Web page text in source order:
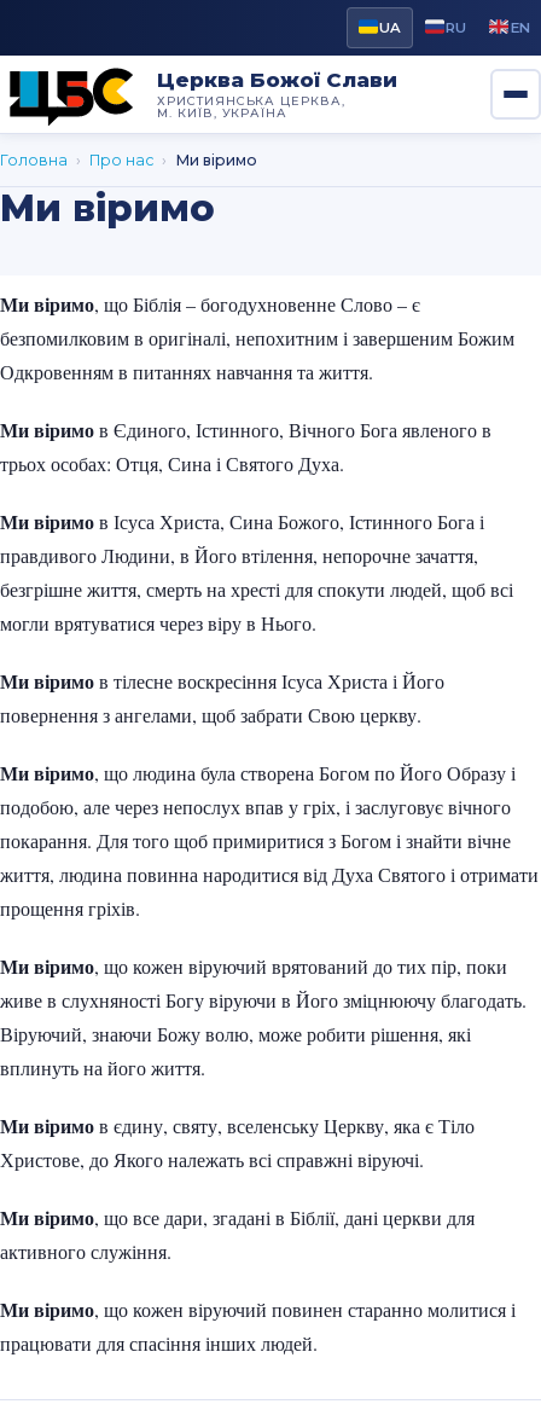
UA RU EN
Церква Божої Слави
ХРИСТИЯНСЬКА ЦЕРКВА,
М. КИЇВ, УКРАЇНА
Головна › Про нас › Ми віримо
Ми віримо
Ми віримо, що Біблія – ​​богодухновенне Слово – є
безпомилковим в оригіналі, непохитним і завершеним Божим
Одкровенням в питаннях навчання та життя.
Ми віримов Єдиного, Істинного, Вічного Бога явленого в
трьох особах: Отця, Сина і Святого Духа.
Ми віримов Ісуса Христа, Сина Божого, Істинного Бога і
правдивого Людини, в Його втілення, непорочне зачаття,
безгрішне життя, смерть на хресті для спокути людей, щоб всі
могли врятуватися через віру в Нього.
Ми віримов тілесне воскресіння Ісуса Христа і Його
повернення з ангелами, щоб забрати Свою церкву.
Ми віримо, що людина була створена Богом по Його Образу і
подобою, але через непослух впав у гріх, і заслуговує вічного
покарання. Для того щоб примиритися з Богом і знайти вічне
життя, людина повинна народитися від Духа Святого і отримати
прощення гріхів.
Ми віримо, що кожен віруючий врятований до тих пір, поки
живе в слухняності Богу віруючи в Його зміцнюючу благодать.
Віруючий, знаючи Божу волю, може робити рішення, які
вплинуть на його життя.
Ми віримов єдину, святу, вселенську Церкву, яка є Тіло
Христове, до Якого належать всі справжні віруючі.
Ми віримо, що все дари, згадані в Біблії, дані церкви для
активного служіння.
Ми віримо, що кожен віруючий повинен старанно молитися і
працювати для спасіння інших людей.